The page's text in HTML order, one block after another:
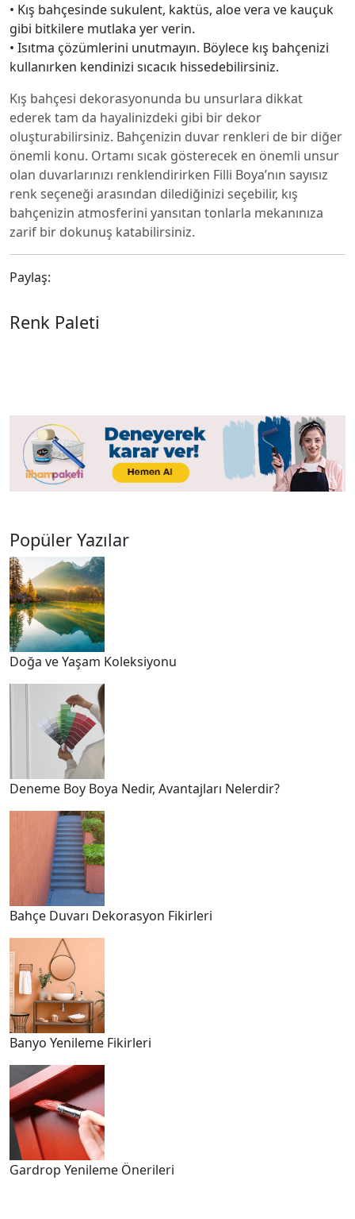
• Kış bahçesinde sukulent, kaktüs, aloe vera ve kauçuk
gibi bitkilere mutlaka yer verin.
• Isıtma çözümlerini unutmayın. Böylece kış bahçenizi
kullanırken kendinizi sıcacık hissedebilirsiniz.
Kış bahçesi dekorasyonunda bu unsurlara dikkat
ederek tam da hayalinizdeki gibi bir dekor
oluşturabilirsiniz. Bahçenizin duvar renkleri de bir diğer
önemli konu. Ortamı sıcak gösterecek en önemli unsur
olan duvarlarınızı renklendirirken Filli Boya’nın sayısız
renk seçeneği arasından dilediğinizi seçebilir, kış
bahçenizin atmosferini yansıtan tonlarla mekanınıza
zarif bir dokunuş katabilirsiniz.
Paylaş:
Renk Paleti
Popüler Yazılar
Doğa ve Yaşam Koleksiyonu
Deneme Boy Boya Nedir, Avantajları Nelerdir?
Bahçe Duvarı Dekorasyon Fikirleri
Banyo Yenileme Fikirleri
Gardrop Yenileme Önerileri